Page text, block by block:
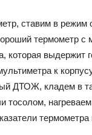
ставим в режим
термометр
которая выдержит
к
ДТОЖ, кладем в
тосолом,
термометра